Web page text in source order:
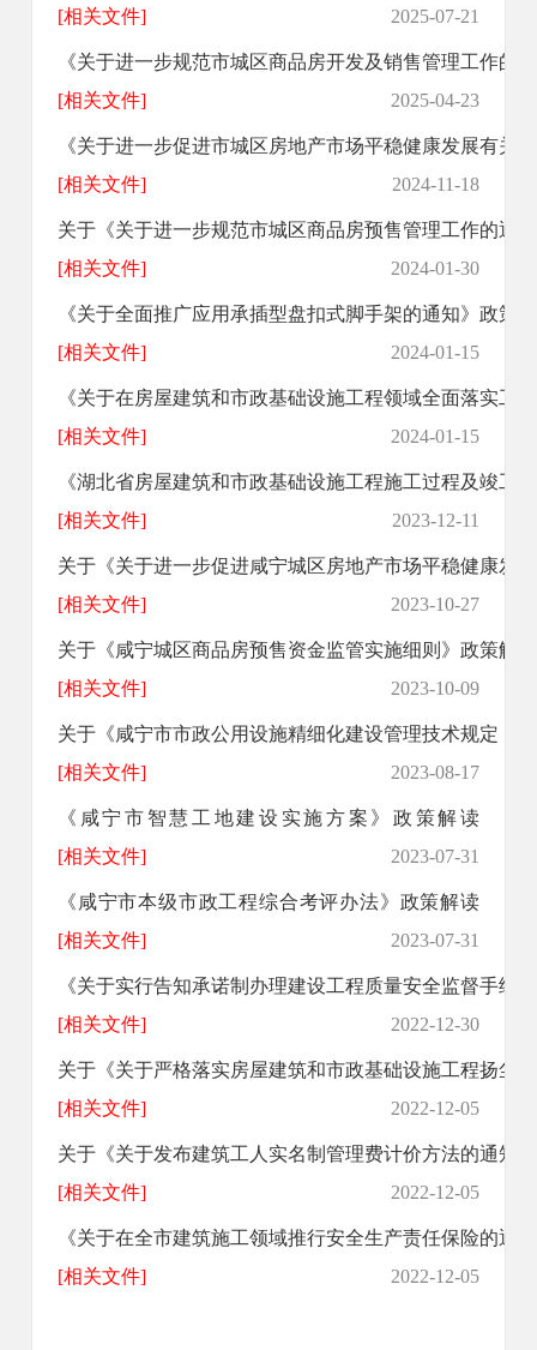
[相关文件]
2025-07-21
《关于进一步规范市城区商品房开发及销售管理工作的
[相关文件]
2025-04-23
《关于进一步促进市城区房地产市场平稳健康发展有关
[相关文件]
2024-11-18
关于《关于进一步规范市城区商品房预售管理工作的通
[相关文件]
2024-01-30
《关于全面推广应用承插型盘扣式脚手架的通知》政策
[相关文件]
2024-01-15
《关于在房屋建筑和市政基础设施工程领域全面落实工
[相关文件]
2024-01-15
《湖北省房屋建筑和市政基础设施工程施工过程及竣工
[相关文件]
2023-12-11
关于《关于进一步促进咸宁城区房地产市场平稳健康发
[相关文件]
2023-10-27
​关于《咸宁城区商品房预售资金监管实施细则》政策解读
[相关文件]
2023-10-09
关于《咸宁市市政公用设施精细化建设管理技术规定（
[相关文件]
2023-08-17
《咸宁市智慧工地建设实施方案》政策解读
[相关文件]
2023-07-31
《咸宁市本级市政工程综合考评办法》政策解读
[相关文件]
2023-07-31
《关于实行告知承诺制办理建设工程质量安全监督手续
[相关文件]
2022-12-30
关于《关于严格落实房屋建筑和市政基础设施工程扬尘
[相关文件]
2022-12-05
关于《关于发布建筑工人实名制管理费计价方法的通知
[相关文件]
2022-12-05
《关于在全市建筑施工领域推行安全生产责任保险的通
[相关文件]
2022-12-05